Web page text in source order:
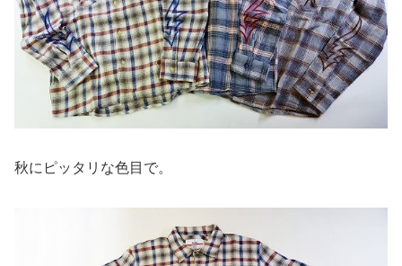
秋にピッタリな色目で。